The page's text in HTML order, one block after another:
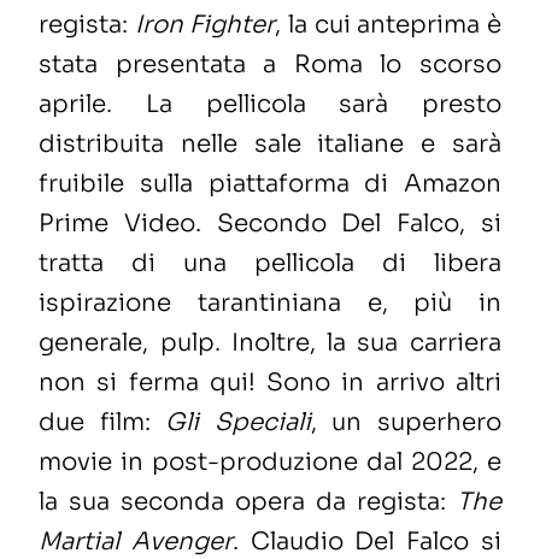
regista: Iron Fighter, la cui anteprima è
stata presentata a Roma lo scorso
aprile. La pellicola sarà presto
distribuita nelle sale italiane e sarà
fruibile sulla piattaforma di Amazon
Prime Video. Secondo Del Falco, si
tratta di una pellicola di libera
ispirazione tarantiniana e, più in
generale, pulp. Inoltre, la sua carriera
non si ferma qui! Sono in arrivo altri
due film: Gli Speciali, un superhero
movie in post-produzione dal 2022, e
la sua seconda opera da regista: The
Martial Avenger. Claudio Del Falco si